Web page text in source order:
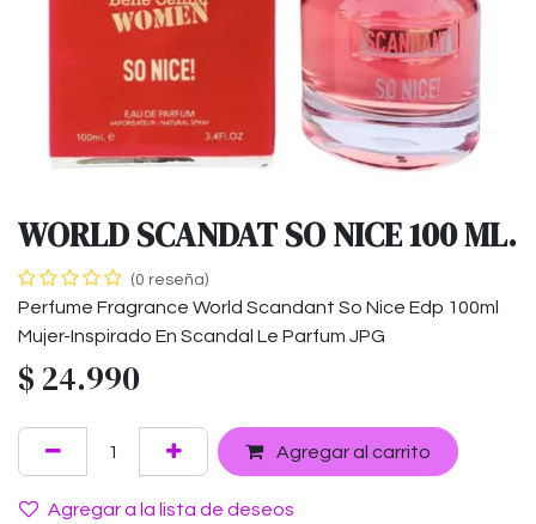
WORLD SCANDAT SO NICE 100 ML.
(0 reseña)
Perfume Fragrance World Scandant So Nice Edp 100ml
Mujer-Inspirado En Scandal Le Parfum JPG
$ 24.990
Agregar al carrito
Agregar a la lista de deseos